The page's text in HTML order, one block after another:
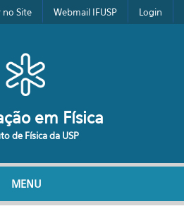
no Site Webmail IFUSP Login
em Física
de Física da USP
MENU